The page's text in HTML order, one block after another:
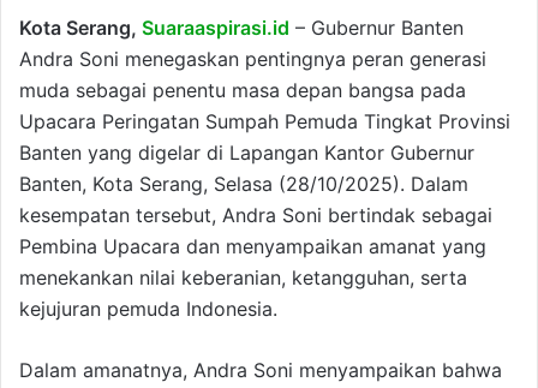
Kota Serang, Suaraaspirasi.id – Gubernur Banten
Andra Soni menegaskan pentingnya peran generasi
muda sebagai penentu masa depan bangsa pada
Upacara Peringatan Sumpah Pemuda Tingkat Provinsi
Banten yang digelar di Lapangan Kantor Gubernur
Banten, Kota Serang, Selasa (28/10/2025). Dalam
kesempatan tersebut, Andra Soni bertindak sebagai
Pembina Upacara dan menyampaikan amanat yang
menekankan nilai keberanian, ketangguhan, serta
kejujuran pemuda Indonesia.
Dalam amanatnya, Andra Soni menyampaikan bahwa